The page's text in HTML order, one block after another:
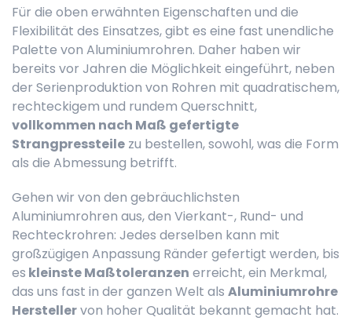
Für die oben erwähnten Eigenschaften und die
Flexibilität des Einsatzes, gibt es eine fast unendliche
Palette von Aluminiumrohren. Daher haben wir
bereits vor Jahren die Möglichkeit eingeführt, neben
der Serienproduktion von Rohren mit quadratischem,
rechteckigem und rundem Querschnitt,
vollkommen nach Maß gefertigte
Strangpressteile zu bestellen, sowohl, was die Form
als die Abmessung betrifft.
Gehen wir von den gebräuchlichsten
Aluminiumrohren aus, den Vierkant-, Rund- und
Rechteckrohren: Jedes derselben kann mit
großzügigen Anpassung Ränder gefertigt werden, bis
es kleinste Maßtoleranzen erreicht, ein Merkmal,
das uns fast in der ganzen Welt als Aluminiumrohre
Herstellervon hoher Qualität bekannt gemacht hat.